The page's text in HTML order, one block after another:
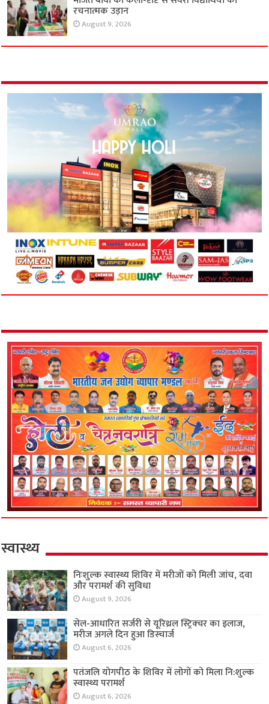
रचनात्मक उड़ान
August 9, 2026
स्वास्थ्य
निःशुल्क स्वास्थ्य शिविर में मरीजों को मिली जांच, दवा
और परामर्श की सुविधा
August 9, 2026
सेल-आधारित सर्जरी से यूरिथ्रल स्ट्रिक्चर का इलाज,
मरीज अगले दिन हुआ डिस्चार्ज
August 6, 2026
पतंजलि योगपीठ के शिविर में लोगों को मिला नि:शुल्क
स्वास्थ्य परामर्श
August 6, 2026